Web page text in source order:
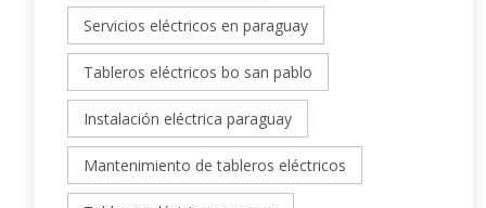
Servicios eléctricos en paraguay
Tableros eléctricos bo san pablo
Instalación eléctrica paraguay
Mantenimiento de tableros eléctricos